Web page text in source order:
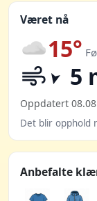
Været nå
15°
5
Oppdatert
Det blir opphold
Anbefalte